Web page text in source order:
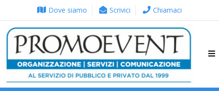
Dove siamo Scrivici Chiamaci